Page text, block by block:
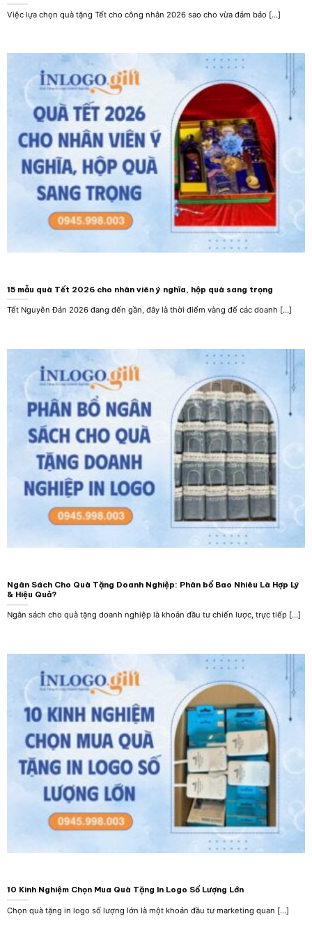
Việc lựa chọn quà tặng Tết cho công nhân 2026 sao cho vừa đảm bảo [...]
15 mẫu quà Tết 2026 cho nhân viên ý nghĩa, hộp quà sang trọng
Tết Nguyên Đán 2026 đang đến gần, đây là thời điểm vàng để các doanh [...]
Ngân Sách Cho Quà Tặng Doanh Nghiệp: Phân bổ Bao Nhiêu Là Hợp Lý
& Hiệu Quả?
Ngân sách cho quà tặng doanh nghiệp là khoản đầu tư chiến lược, trực tiếp [...]
10 Kinh Nghiệm Chọn Mua Quà Tặng In Logo Số Lượng Lớn
Chọn quà tặng in logo số lượng lớn là một khoản đầu tư marketing quan [...]